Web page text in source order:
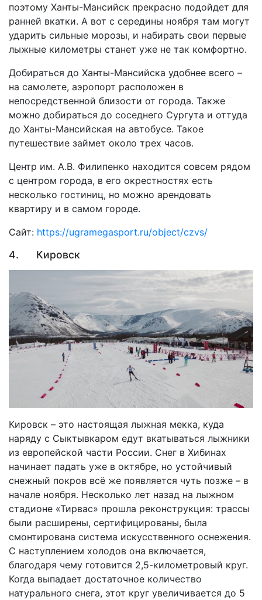
поэтому Ханты-Мансийск прекрасно подойдет для
ранней вкатки. А вот с середины ноября там могут
ударить сильные морозы, и набирать свои первые
лыжные километры станет уже не так комфортно.
Добираться до Ханты-Мансийска удобнее всего –
на самолете, аэропорт расположен в
непосредственной близости от города. Также
можно добираться до соседнего Сургута и оттуда
до Ханты-Мансийская на автобусе. Такое
путешествие займет около трех часов.
Центр им. А.В. Филипенко находится совсем рядом
с центром города, в его окрестностях есть
несколько гостиниц, но можно арендовать
квартиру и в самом городе.
Сайт: https://ugramegasport.ru/object/czvs/
4. Кировск
Кировск – это настоящая лыжная мекка, куда
наряду с Сыктывкаром едут вкатываться лыжники
из европейской части России. Снег в Хибинах
начинает падать уже в октябре, но устойчивый
снежный покров всё же появляется чуть позже – в
начале ноября. Несколько лет назад на лыжном
стадионе «Тирвас» прошла реконструкция: трассы
были расширены, сертифицированы, была
смонтирована система искусственного оснежения.
С наступлением холодов она включается,
благодаря чему готовится 2,5-километровый круг.
Когда выпадает достаточное количество
натурального снега, этот круг увеличивается до 5